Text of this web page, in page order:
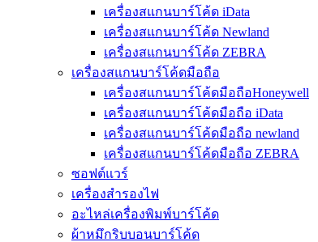
เครื่องสแกนบาร์โค้ด iData
เครื่องสแกนบาร์โค้ด Newland
เครื่องสแกนบาร์โค้ด ZEBRA
เครื่องสแกนบาร์โค้ดมือถือ
เครื่องสแกนบาร์โค้ดมือถือHoneywell
เครื่องสแกนบาร์โค้ดมือถือ iData
เครื่องสแกนบาร์โค้ดมือถือ newland
เครื่องสแกนบาร์โค้ดมือถือ ZEBRA
ซอฟต์แวร์
เครื่องสำรองไฟ
อะไหล่เครื่องพิมพ์บาร์โค้ด
ผ้าหมึกริบบอนบาร์โค้ด